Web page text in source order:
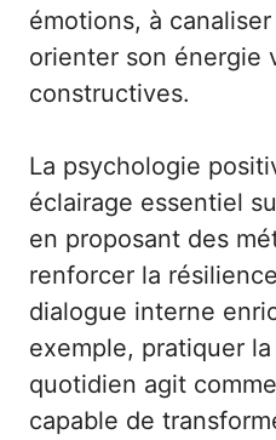
émotions, à
orienter son énergie
constructives.
La psychologie
éclairage essentiel
en proposant des
renforcer la
dialogue interne
exemple, pratiquer
quotidien agit
capable de